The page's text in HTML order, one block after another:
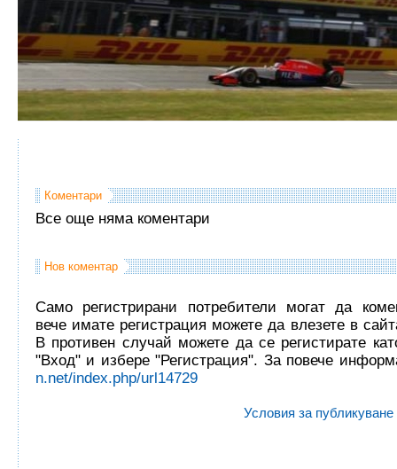
Коментари
Все още няма коментари
Нов коментар
Само регистрирани потребители могат да
вече имате регистрация можете да влезете в
В противен случай можете да се регистирате
"Вход" и избере "Регистрация". За повече
n.net/index.php/url14729
Условия за